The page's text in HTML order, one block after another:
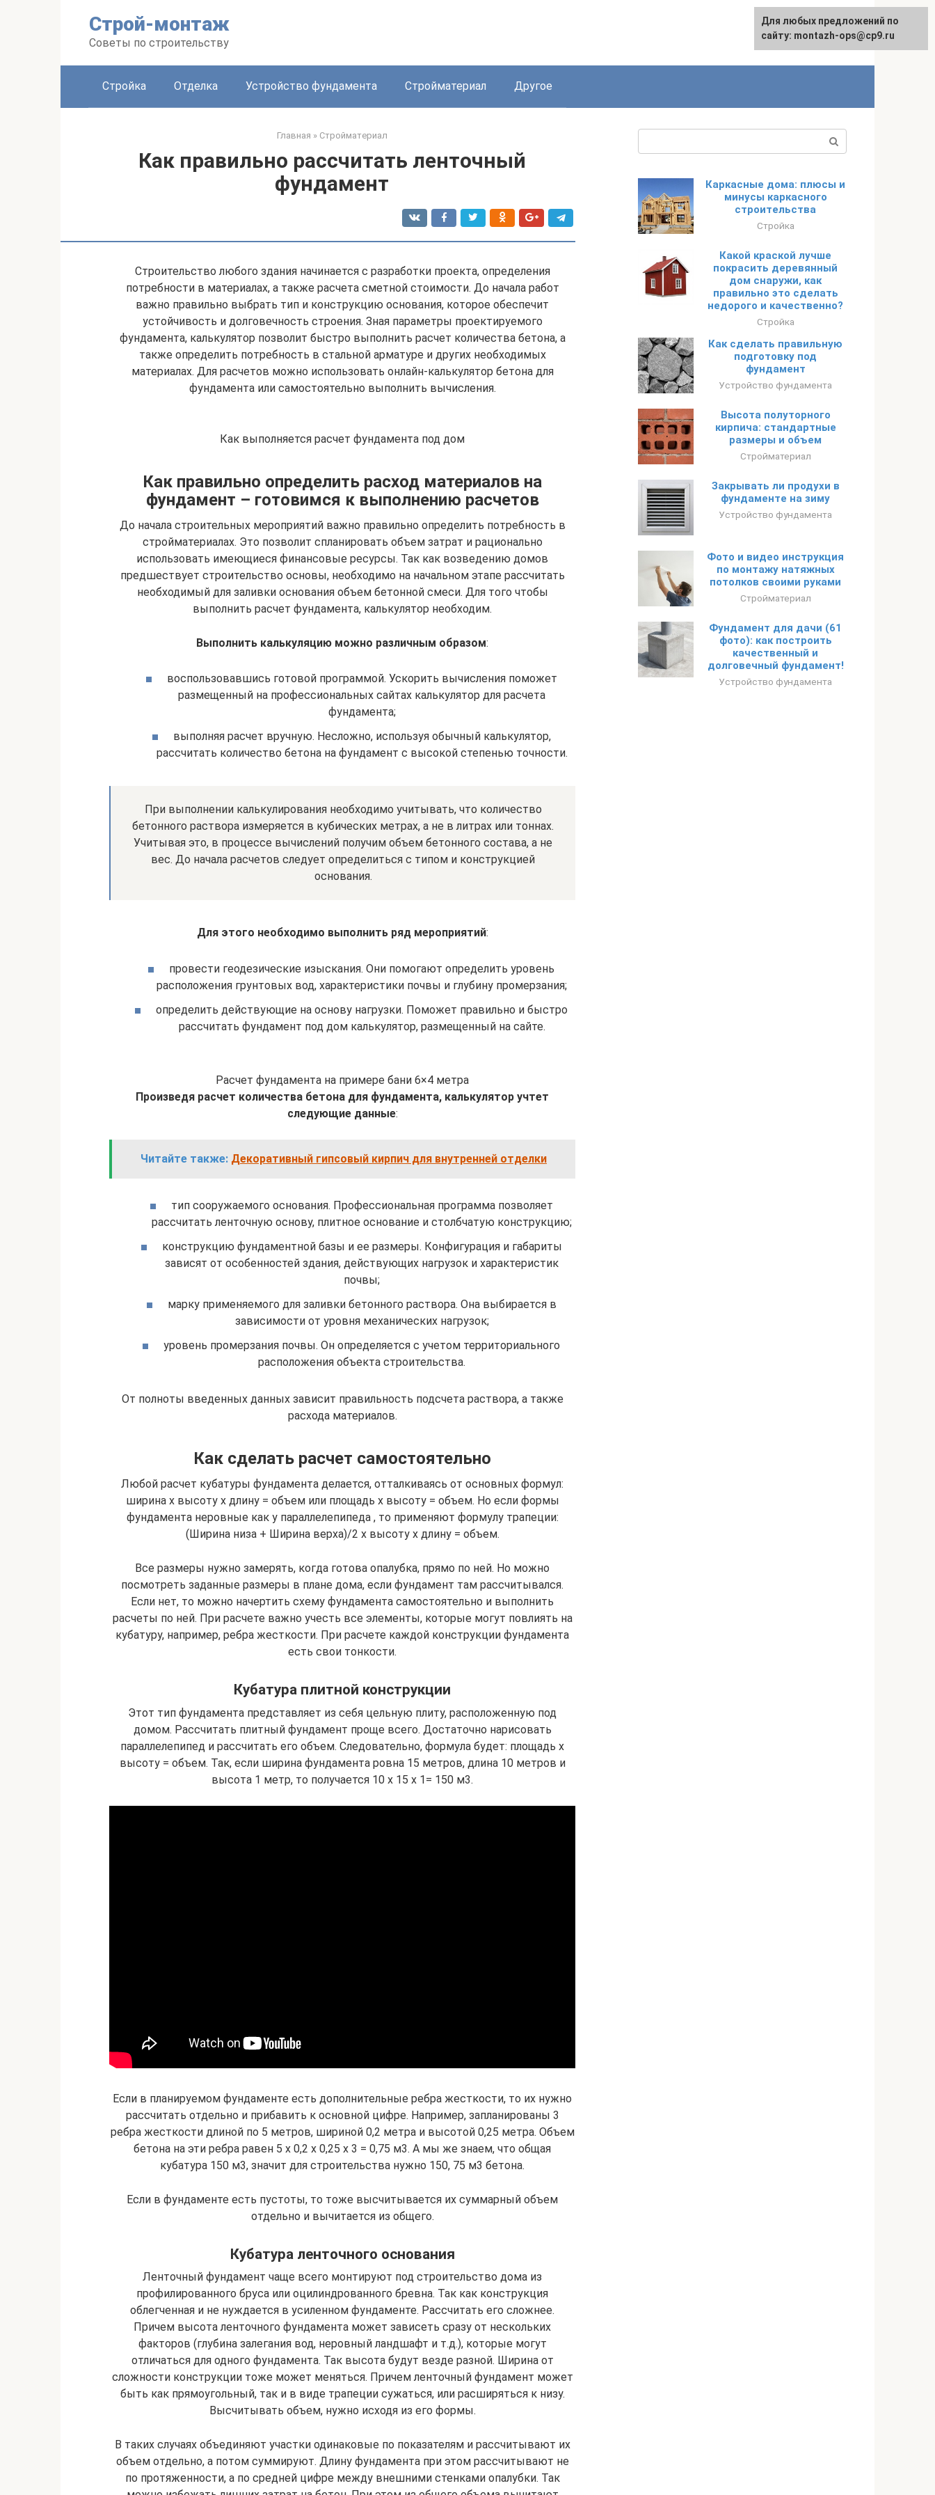
Строй-монтаж
Советы по строительству
English
Стройка Отделка Устройство фундамента Стройматериал Другое
Главная » Стройматериал
Как правильно рассчитать ленточный
фундамент
Строительство любого здания начинается с разработки проекта, определения
потребности в материалах, а также расчета сметной стоимости. До начала работ
важно правильно выбрать тип и конструкцию основания, которое обеспечит
устойчивость и долговечность строения. Зная параметры проектируемого
фундамента, калькулятор позволит быстро выполнить расчет количества бетона, а
также определить потребность в стальной арматуре и других необходимых
материалах. Для расчетов можно использовать онлайн-калькулятор бетона для
фундамента или самостоятельно выполнить вычисления.
Как выполняется расчет фундамента под дом
Как правильно определить расход материалов на
фундамент – готовимся к выполнению расчетов
До начала строительных мероприятий важно правильно определить потребность в
стройматериалах. Это позволит спланировать объем затрат и рационально
использовать имеющиеся финансовые ресурсы. Так как возведению домов
предшествует строительство основы, необходимо на начальном этапе рассчитать
необходимый для заливки основания объем бетонной смеси. Для того чтобы
выполнить расчет фундамента, калькулятор необходим.
Выполнить калькуляцию можно различным образом:
воспользовавшись готовой программой. Ускорить вычисления поможет
размещенный на профессиональных сайтах калькулятор для расчета
фундамента;
выполняя расчет вручную. Несложно, используя обычный калькулятор,
рассчитать количество бетона на фундамент с высокой степенью точности.
При выполнении калькулирования необходимо учитывать, что количество
бетонного раствора измеряется в кубических метрах, а не в литрах или тоннах.
Учитывая это, в процессе вычислений получим объем бетонного состава, а не
вес. До начала расчетов следует определиться с типом и конструкцией
основания.
Для этого необходимо выполнить ряд мероприятий:
провести геодезические изыскания. Они помогают определить уровень
расположения грунтовых вод, характеристики почвы и глубину промерзания;
определить действующие на основу нагрузки. Поможет правильно и быстро
рассчитать фундамент под дом калькулятор, размещенный на сайте.
Расчет фундамента на примере бани 6×4 метра
Произведя расчет количества бетона для фундамента, калькулятор учтет
следующие данные:
Читайте также: Декоративный гипсовый кирпич для внутренней отделки
тип сооружаемого основания. Профессиональная программа позволяет
рассчитать ленточную основу, плитное основание и столбчатую конструкцию;
конструкцию фундаментной базы и ее размеры. Конфигурация и габариты
зависят от особенностей здания, действующих нагрузок и характеристик
почвы;
марку применяемого для заливки бетонного раствора. Она выбирается в
зависимости от уровня механических нагрузок;
уровень промерзания почвы. Он определяется с учетом территориального
расположения объекта строительства.
От полноты введенных данных зависит правильность подсчета раствора, а также
расхода материалов.
Как сделать расчет самостоятельно
Любой расчет кубатуры фундамента делается, отталкиваясь от основных формул:
ширина х высоту х длину = объем или площадь х высоту = объем. Но если формы
фундамента неровные как у параллелепипеда , то применяют формулу трапеции:
(Ширина низа + Ширина верха)/2 х высоту х длину = объем.
Все размеры нужно замерять, когда готова опалубка, прямо по ней. Но можно
посмотреть заданные размеры в плане дома, если фундамент там рассчитывался.
Если нет, то можно начертить схему фундамента самостоятельно и выполнить
расчеты по ней. При расчете важно учесть все элементы, которые могут повлиять на
кубатуру, например, ребра жесткости. При расчете каждой конструкции фундамента
есть свои тонкости.
Кубатура плитной конструкции
Этот тип фундамента представляет из себя цельную плиту, расположенную под
домом. Рассчитать плитный фундамент проще всего. Достаточно нарисовать
параллелепипед и рассчитать его объем. Следовательно, формула будет: площадь х
высоту = объем. Так, если ширина фундамента ровна 15 метров, длина 10 метров и
высота 1 метр, то получается 10 х 15 х 1= 150 м3.
Если в планируемом фундаменте есть дополнительные ребра жесткости, то их нужно
рассчитать отдельно и прибавить к основной цифре. Например, запланированы 3
ребра жесткости длиной по 5 метров, шириной 0,2 метра и высотой 0,25 метра. Объем
бетона на эти ребра равен 5 х 0,2 х 0,25 х 3 = 0,75 м3. А мы же знаем, что общая
кубатура 150 м3, значит для строительства нужно 150, 75 м3 бетона.
Если в фундаменте есть пустоты, то тоже высчитывается их суммарный объем
отдельно и вычитается из общего.
Кубатура ленточного основания
Ленточный фундамент чаще всего монтируют под строительство дома из
профилированного бруса или оцилиндрованного бревна. Так как конструкция
облегченная и не нуждается в усиленном фундаменте. Рассчитать его сложнее.
Причем высота ленточного фундамента может зависеть сразу от нескольких
факторов (глубина залегания вод, неровный ландшафт и т.д.), которые могут
отличаться для одного фундамента. Так высота будут везде разной. Ширина от
сложности конструкции тоже может меняться. Причем ленточный фундамент может
быть как прямоугольный, так и в виде трапеции сужаться, или расширяться к низу.
Высчитывать объем, нужно исходя из его формы.
В таких случаях объединяют участки одинаковые по показателям и рассчитывают их
объем отдельно, а потом суммируют. Длину фундамента при этом рассчитывают не
по протяженности, а по средней цифре между внешними стенками опалубки. Так
Каркасные дома: плюсы и
минусы каркасного
строительства
Стройка
Какой краской лучше
покрасить деревянный
дом снаружи, как
правильно это сделать
недорого и качественно?
Стройка
Как сделать правильную
подготовку под
фундамент
Устройство фундамента
Высота полуторного
кирпича: стандартные
размеры и объем
Стройматериал
Закрывать ли продухи в
фундаменте на зиму
Устройство фундамента
Фото и видео инструкция
по монтажу натяжных
потолков своими руками
Стройматериал
Фундамент для дачи (61
фото): как построить
качественный и
долговечный фундамент!
Устройство фундамента
Для любых предложений по
сайту: montazh-ops@cp9.ru